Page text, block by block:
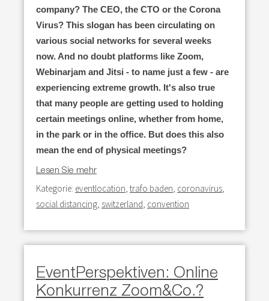
company? The CEO, the CTO or the Corona
Virus? This slogan has been circulating on
various social networks for several weeks
now. And no doubt platforms like Zoom,
Webinarjam and Jitsi - to name just a few - are
experiencing extreme growth. It's also true
that many people are getting used to holding
certain meetings online, whether from home,
in the park or in the office. But does this also
mean the end of physical meetings?
Lesen Sie mehr
Kategorie: eventlocation, trafo baden, coronavirus,
social distancing, switzerland, convention
EventPerspektiven: Online
Konkurrenz Zoom&Co.?